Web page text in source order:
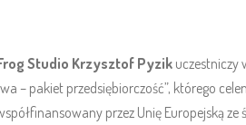
Studio Krzysztof Pyzik uczestniczy
– pakiet przedsiębiorczość”, którego
przez Unię Europejską